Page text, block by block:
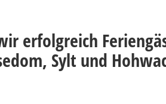
erfolgreich
Sylt und